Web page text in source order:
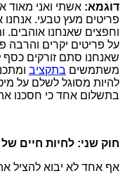
דוגמא: אשתי ואני מאוד
פריטים מעץ טבעי. אנחנו
וחפצים שאנחנו
על פריטים יקרים
שאנחנו סתם זורקים כסף
משתמשים בתקציב
להיות מסוגל לשלם על
בתשלום אחד כי חסכנו
חוק שני: לחיות חיים
אף אחד לא יבוא להציל